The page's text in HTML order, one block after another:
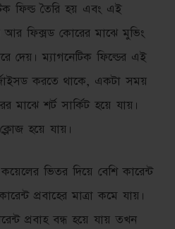
ফিল্ড তৈরি হয় এবং এই
আর ফিক্সড কোরের মাঝে মুভিং
ম্যাগনেটিক ফিল্ডের এই
করতে থাকে, একটা সময়
শর্ট সার্কিট হয়ে যায়।
হয়ে যায়।
ভিতর দিয়ে বেশি কারেন্ট
প্রবাহের মাত্রা কমে যায়।
প্রবাহ বন্ধ হয়ে যায় তখন